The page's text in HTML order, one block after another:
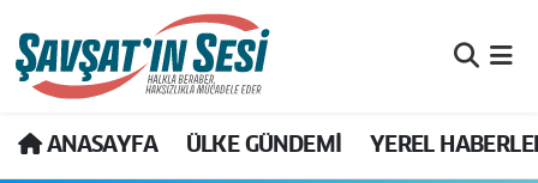
ANASAYFA ÜLKE GÜNDEMİ YEREL
Artvin Nöbetçi Eczaneler
Artvin Hava Durumu